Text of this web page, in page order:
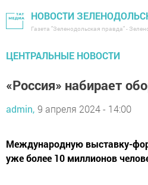
НОВОСТИ
Газета "Зеленодольская правда" -
ЦЕНТРАЛЬНЫЕ НОВОСТИ
«Россия» набирает
admin, 9 апреля 2024 - 14:00
Международную выставку-
уже более 10 миллионов